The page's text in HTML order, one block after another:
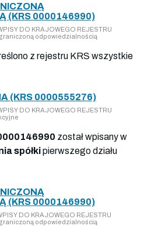
(KRS 0000146990)
DO KRAJOWEGO REJESTRU
odpowiedzialnością
z rejestru KRS wszystkie
(KRS 0000555276)
DO KRAJOWEGO REJESTRU
został wpisany w
spółkipierwszego działu
(KRS 0000146990)
DO KRAJOWEGO REJESTRU
odpowiedzialnością